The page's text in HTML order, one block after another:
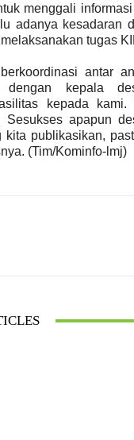
menggali
adanya kesadaran
tugas
antar
dengan kepala
kepada
Sesukses apapun
kita publikasikan,
(Tim/Kominfo-lmj)